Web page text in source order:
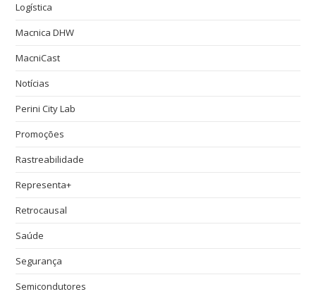
Logística
Macnica DHW
MacniCast
Notícias
Perini City Lab
Promoções
Rastreabilidade
Representa+
Retrocausal
Saúde
Segurança
Semicondutores